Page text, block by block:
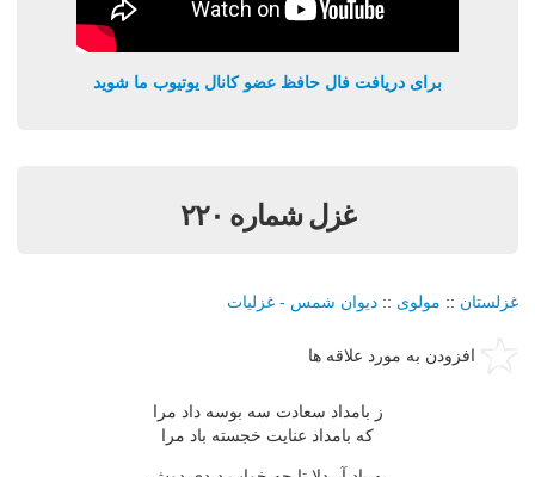
برای دریافت فال حافظ عضو کانال یوتیوب ما شوید
غزل شماره ۲۲۰
غزلستان :: مولوی :: دیوان شمس - غزلیات
افزودن به مورد علاقه ها
ز بامداد سعادت سه بوسه داد مرا
كه بامداد عنایت خجسته باد مرا